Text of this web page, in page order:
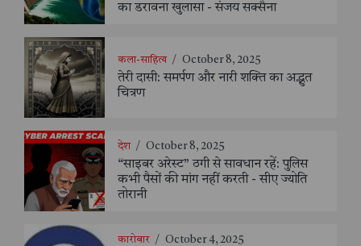
का डरावना खुलासा - संजय सक्सैना
कला-साहित्य / October 8, 2025
तेरी दासी: समर्पण और नारी शक्ति का अद्भुत
चित्रण
देश / October 8, 2025
“साइबर अरेस्ट” ठगी से सावधान रहें: पुलिस
कभी पैसों की मांग नहीं करती - सीए ज्योति
तोरानी
कारोबार / October 4, 2025